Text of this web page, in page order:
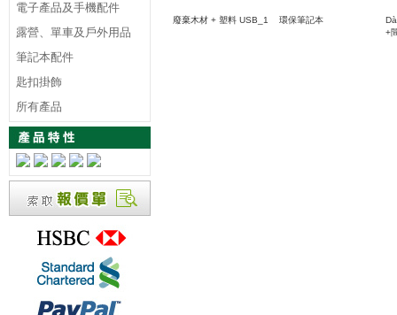
電子產品及手機配件
露營、單車及戶外用品
筆記本配件
匙扣掛飾
所有產品
廢棄木材 + 塑料 USB_1 環保筆記本
+